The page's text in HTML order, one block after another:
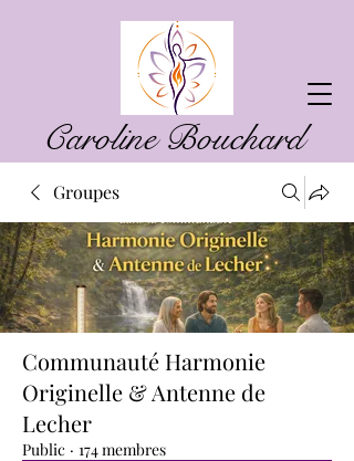
Caroline Bouchard
Groupes
Communauté Harmonie
Originelle & Antenne de
Lecher
Public · 174 membres